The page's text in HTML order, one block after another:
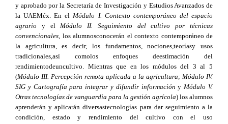
y aprobado por la Secretaría de Investigación y Estudios Avanzados de
la UAEMéx. En elMódulo I. Contexto contemporáneo del espacio
agrario y elMódulo II. Seguimiento del cultivo por técnicas
convencionales, los alumnosconocerán el contexto contemporáneo de
la agricultura, es decir, los fundamentos, nociones,teoríasy usos
tradicionales,así comolos enfoques deestimación del
rendimientodeuncultivo. Mientras que en los módulos del 3 al 5
(Módulo III. Percepción remota aplicada a la agricultura; Módulo IV.
SIG y Cartografía para integrar y difundir información yMódulo V.
Otras tecnologías de vanguardia para la gestión agrícola) los alumnos
aprenderán y aplicarán diversastecnologías para dar seguimiento a la
condición, estado y rendimiento del cultivo con el uso